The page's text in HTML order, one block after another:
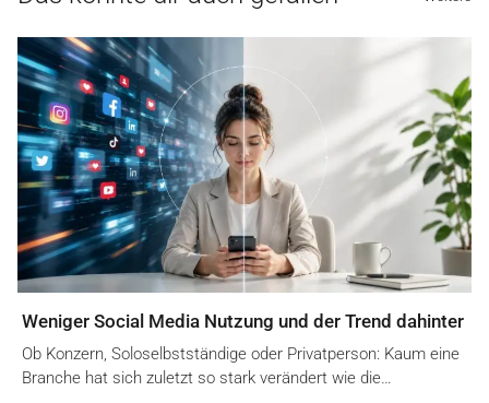
Weniger Social Media Nutzung und der Trend dahinter
Ob Konzern, Soloselbstständige oder Privatperson: Kaum eine
Branche hat sich zuletzt so stark verändert wie die…